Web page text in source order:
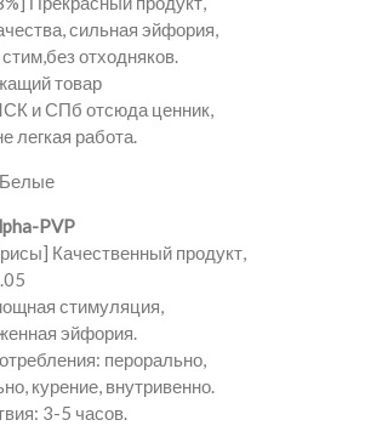
сильная эйфория,
отходняков.
товар
и СПб отсюда ценник,
легкая работа.
PVP
Качественный продукт,
стимуляция,
эйфория.
перорально,
курение, внутривенно.
3-5 часов.